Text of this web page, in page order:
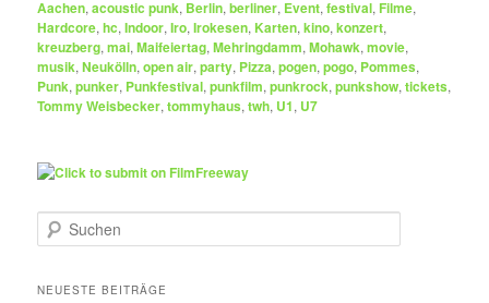
Aachen,acoustic punk, Berlin,berliner, Event,festival, Filme,
Hardcore,hc,Indoor,Iro,Irokesen, Karten,kino,konzert,
kreuzberg,mai,Maifeiertag,Mehringdamm,Mohawk,movie,
musik,Neukölln,open air,party, Pizza,pogen,pogo, Pommes,
Punk,punker, Punkfestival,punkfilm,punkrock,punkshow,tickets,
Tommy Weisbecker,tommyhaus,twh, U1, U7
u
h
NEUESTE BEITRÄGE